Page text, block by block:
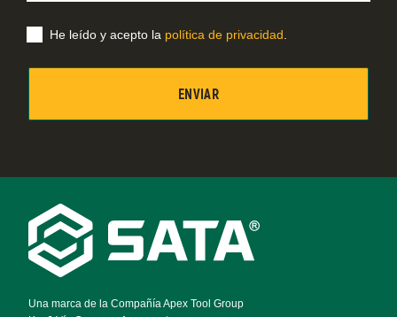
Footer
Navigation
Una marca de la Compañía Apex Tool Group
electrónico
He leído y acepto la política de privacidad